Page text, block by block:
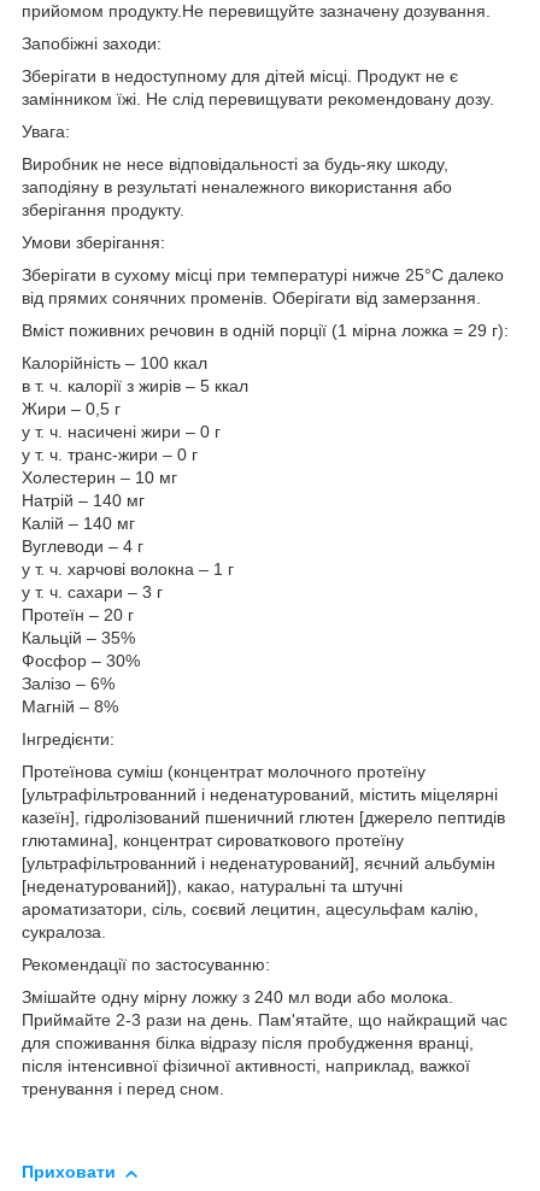
прийомом продукту.Не перевищуйте зазначену дозування.
Запобіжні заходи:
Зберігати в недоступному для дітей місці. Продукт не є
замінником їжі. Не слід перевищувати рекомендовану дозу.
Увага:
Виробник не несе відповідальності за будь-яку шкоду,
заподіяну в результаті неналежного використання або
зберігання продукту.
Умови зберігання:
Зберігати в сухому місці при температурі нижче 25°C далеко
від прямих сонячних променів. Оберігати від замерзання.
Вміст поживних речовин в одній порції (1 мірна ложка = 29 г):
Калорійність – 100 ккал
в т. ч. калорії з жирів – 5 ккал
Жири – 0,5 г
у т. ч. насичені жири – 0 г
у т. ч. транс-жири – 0 г
Холестерин – 10 мг
Натрій – 140 мг
Калій – 140 мг
Вуглеводи – 4 г
у т. ч. харчові волокна – 1 г
у т. ч. сахари – 3 г
Протеїн – 20 г
Кальцій – 35%
Фосфор – 30%
Залізо – 6%
Магній – 8%
Інгредієнти:
Протеїнова суміш (концентрат молочного протеїну
[ультрафільтрованний і неденатурований, містить міцелярні
казеїн], гідролізований пшеничний глютен [джерело пептидів
глютамина], концентрат сироваткового протеїну
[ультрафільтрованний і неденатурований], яєчний альбумін
[неденатурований]), какао, натуральні та штучні
ароматизатори, сіль, соєвий лецитин, ацесульфам калію,
сукралоза.
Рекомендації по застосуванню:
Змішайте одну мірну ложку з 240 мл води або молока.
Приймайте 2-3 рази на день. Пам'ятайте, що найкращий час
для споживання білка відразу після пробудження вранці,
після інтенсивної фізичної активності, наприклад, важкої
тренування і перед сном.
Приховати